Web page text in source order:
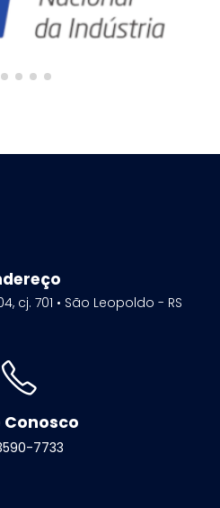
cj. 701 • São Leopoldo - RS
Conosco
7733